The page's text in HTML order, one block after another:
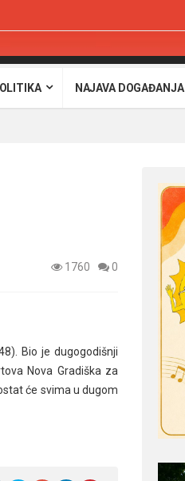
NAJAVA DOGAĐANJA
1760 0
Bio je dugogodišnji
Nova Gradiška za
će svima u dugom